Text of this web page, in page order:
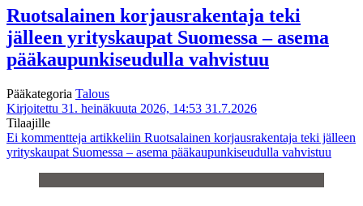
Ruotsalainen korjausrakentaja teki
jälleen yrityskaupat Suomessa – asema
pääkaupunkiseudulla vahvistuu
Pääkategoria Talous
Kirjoitettu 31. heinäkuuta 2026, 14:53 31.7.2026
Tilaajille
Ei kommentteja artikkeliin Ruotsalainen korjausrakentaja teki jälleen
yrityskaupat Suomessa – asema pääkaupunkiseudulla vahvistuu